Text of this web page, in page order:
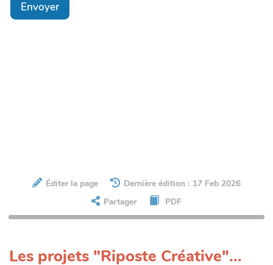
Envoyer
Éditer la page
Dernière édition : 17 Feb 2026
Partager
PDF